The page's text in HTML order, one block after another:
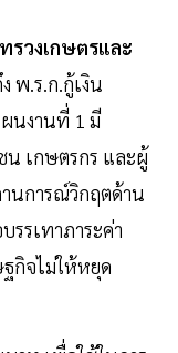
วงเกษตรและ
พ.ร.ก.กู้เงิน
นงานที่ 1 มี
น เกษตรกร และผู้
นการณ์วิกฤตด้าน
รรเทาภาระค่า
กิจไม่ให้หยุด